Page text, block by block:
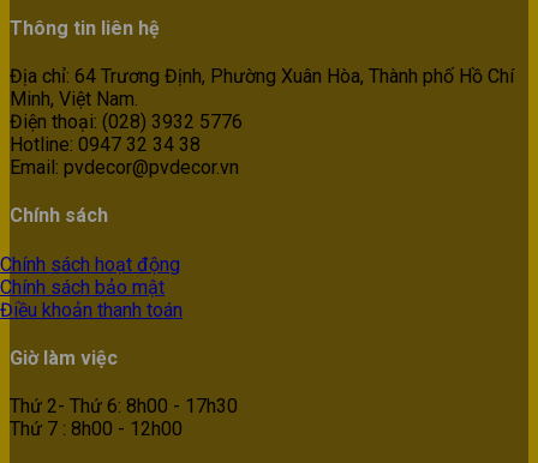
Thông tin liên hệ
Địa chỉ: 64 Trương Định, Phường Xuân Hòa, Thành phố Hồ Chí
Minh, Việt Nam.
Điện thoại: (028) 3932 5776
Hotline: 0947 32 34 38
Email: pvdecor@pvdecor.vn
Chính sách
Chính sách hoạt động
Chính sách bảo mật
Điều khoản thanh toán
Giờ làm việc
Thứ 2- Thứ 6: 8h00 - 17h30
Thứ 7 : 8h00 - 12h00